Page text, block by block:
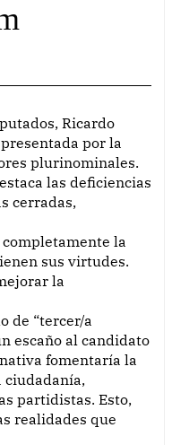
por la
plurinominales.
las deficiencias
cerradas,
la
sus virtudes.
la
de “tercer/a
escaño al candidato
fomentaría la
ciudadanía,
partidistas. Esto,
realidades que